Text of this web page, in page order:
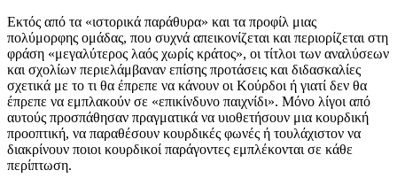
Εκτός από τα «ιστορικά παράθυρα» και τα προφίλ μιας
πολύμορφης ομάδας, που συχνά απεικονίζεται και περιορίζεται στη
φράση «μεγαλύτερος λαός χωρίς κράτος», οι τίτλοι των αναλύσεων
και σχολίων περιελάμβαναν επίσης προτάσεις και διδασκαλίες
σχετικά με το τι θα έπρεπε να κάνουν οι Κούρδοι ή γιατί δεν θα
έπρεπε να εμπλακούν σε «επικίνδυνο παιχνίδι». Μόνο λίγοι από
αυτούς προσπάθησαν πραγματικά να υιοθετήσουν μια κουρδική
προοπτική, να παραθέσουν κουρδικές φωνές ή τουλάχιστον να
διακρίνουν ποιοι κουρδικοί παράγοντες εμπλέκονται σε κάθε
περίπτωση.